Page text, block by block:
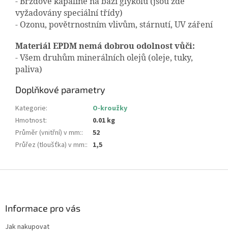
vyžadovány speciální třídy)
- Ozonu, povětrnostním vlivům, stárnutí, UV záření
Materiál EPDM nemá dobrou odolnost vůči:
- Všem druhům minerálních olejů (oleje, tuky,
paliva)
Doplňkové parametry
Kategorie:
O-kroužky
Hmotnost:
0.01 kg
Průměr (vnitřní) v mm::
52
Průřez (tloušťka) v mm:: 1,5
Informace pro vás
Jak nakupovat